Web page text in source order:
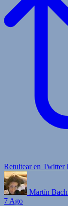
Retuitear en Twitter
Martín
7 Ago